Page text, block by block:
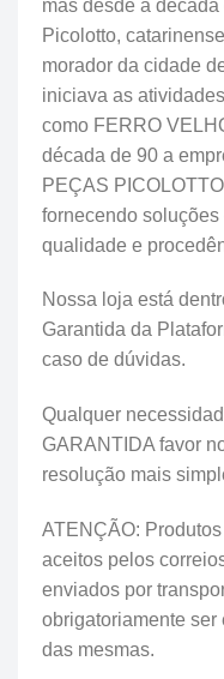
mas desde a
Picolotto,
morador da cidade
iniciava as
como FERRO
década de 90 a
PEÇAS
fornecendo
qualidade e
Nossa loja está
Garantida da
caso de dúvidas.
Qualquer
GARANTIDA favor
resolução mais
ATENÇÃO:
aceitos pelos
enviados por
obrigatoriamente ser
das mesmas.